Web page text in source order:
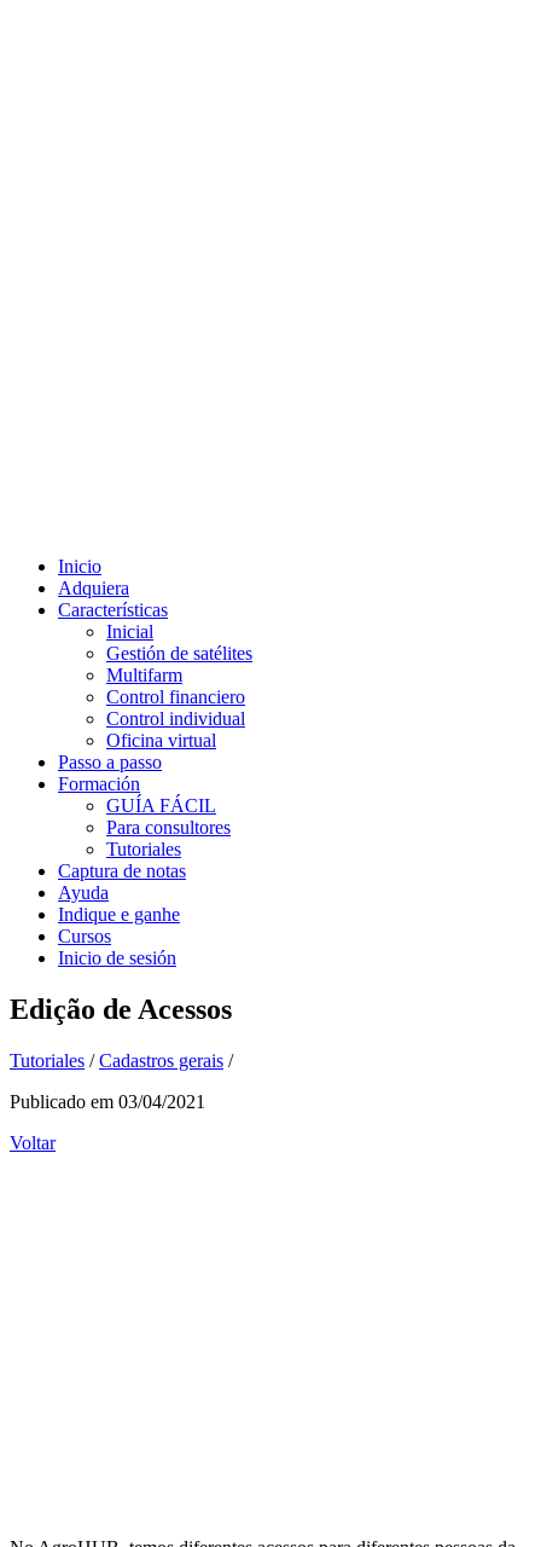
Inicio
Adquiera
Características
Inicial
Gestión de satélites
Multifarm
Control financiero
Control individual
Oficina virtual
Passo a passo
Formación
GUÍA FÁCIL
Para consultores
Tutoriales
Captura de notas
Ayuda
Indique e ganhe
Cursos
Inicio de sesión
Edição de Acessos
Tutoriales / Cadastros gerais /
Publicado em 03/04/2021
Voltar